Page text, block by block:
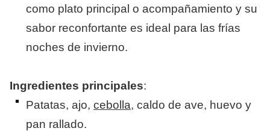
como plato principal o acompañamiento y su
sabor reconfortante es ideal para las frías
noches de invierno.
Ingredientes principales:
Patatas, ajo, cebolla, caldo de ave, huevo y
pan rallado.